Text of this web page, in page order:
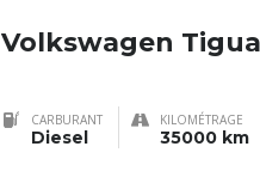
Volkswagen
CARBURANT
Diesel
KILOMÉTRAGE
35000 km